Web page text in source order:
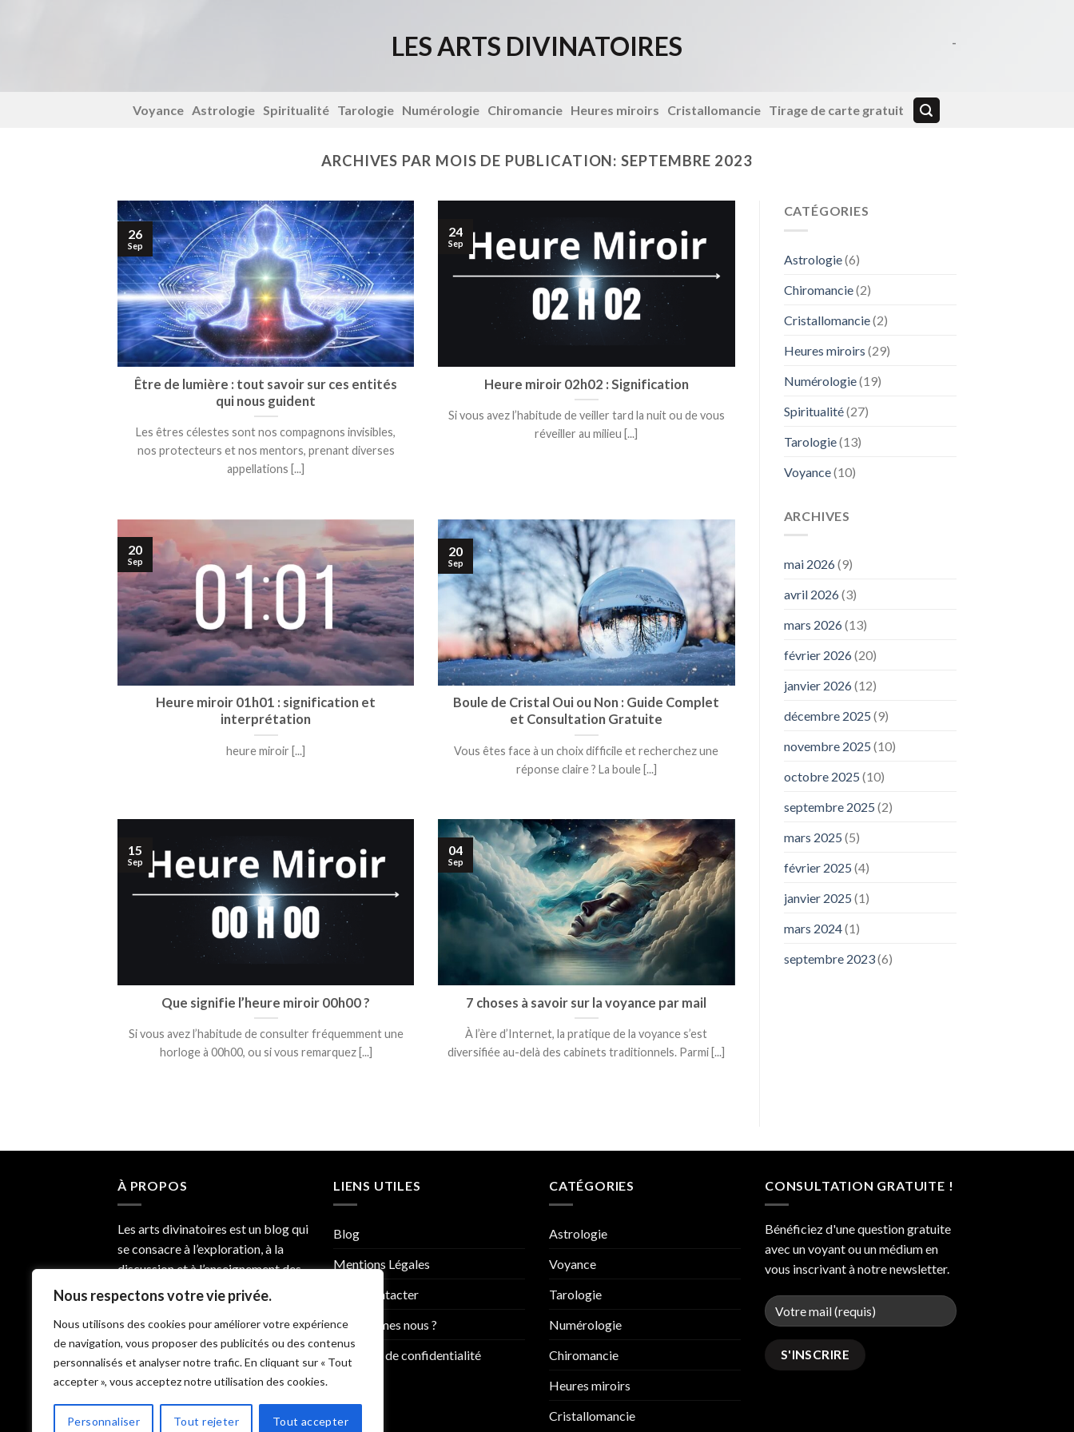
Nous respectons votre vie privée.
Nous utilisons des cookies pour améliorer votre expérience
de navigation, vous proposer des publicités ou des contenus
personnalisés et analyser notre trafic. En cliquant sur « Tout
accepter », vous acceptez notre utilisation des cookies.
Personnaliser Tout rejeter Tout accepter
LES ARTS DIVINATOIRES -
Voyance Astrologie Spiritualité Tarologie Numérologie Chiromancie Heures miroirs Cristallomancie Tirage de carte gratuit
ARCHIVES PAR MOIS DE PUBLICATION:SEPTEMBRE 2023
Être de lumière : tout savoir sur ces entités
qui nous guident
Les êtres célestes sont nos compagnons invisibles,
nos protecteurs et nos mentors, prenant diverses
appellations [...]
26
Sep
Heure miroir 02h02 : Signification
Si vous avez l’habitude de veiller tard la nuit ou de vous
réveiller au milieu [...]
24
Sep
Heure miroir 01h01 : signification et
interprétation
heure miroir [...]
20
Sep
Boule de Cristal Oui ou Non : Guide Complet
et Consultation Gratuite
Vous êtes face à un choix difficile et recherchez une
réponse claire ? La boule [...]
20
Sep
Que signifie l’heure miroir 00h00 ?
Si vous avez l’habitude de consulter fréquemment une
horloge à 00h00, ou si vous remarquez [...]
15
Sep
7 choses à savoir sur la voyance par mail
À l’ère d’Internet, la pratique de la voyance s’est
diversifiée au-delà des cabinets traditionnels. Parmi [...]
04
Sep
CATÉGORIES
Astrologie(6)
Chiromancie(2)
Cristallomancie(2)
Heures miroirs (29)
Numérologie(19)
Spiritualité(27)
Tarologie(13)
Voyance(10)
ARCHIVES
mai 2026(9)
avril 2026(3)
mars 2026(13)
février 2026(20)
janvier 2026(12)
décembre 2025 (9)
novembre 2025 (10)
octobre 2025 (10)
septembre 2025 (2)
mars 2025 (5)
février 2025 (4)
janvier 2025 (1)
mars 2024(1)
septembre 2023(6)
À PROPOS
Les arts divinatoires est un blog qui
se consacre à l’exploration, à la
discussion et à l’enseignement des
différentes pratiques divinatoires.
contenus liés aux arts divinatoires
telles que la cartomancie, la
tarologie, l’astrologie, la
numérologie, et bien d’autres.
LIENS UTILES
Blog
Mentions Légales
Nous contacter
Qui sommes nous ?
Politique de confidentialité
CATÉGORIES
Astrologie
Voyance
Tarologie
Numérologie
Chiromancie
Heures miroirs
Cristallomancie
CONSULTATION GRATUITE !
Bénéficiez d'une question gratuite
avec un voyant ou un médium en
vous inscrivant à notre newsletter.